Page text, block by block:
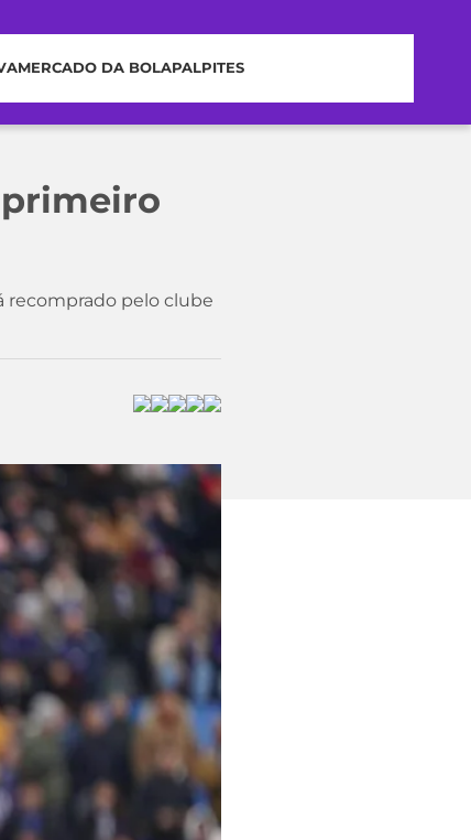
MERCADO DA BOLAPALPITES
primeiro
recomprado pelo clube